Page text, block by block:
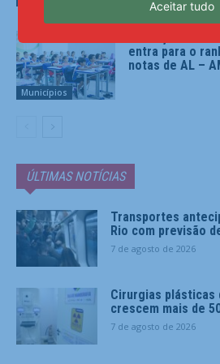
Municípios
entra para o
notas de AL –
ÚLTIMAS NOTÍCIAS
Transportes
Rio com previsão
7 de agosto de 2026
Cirurgias plásticas
crescem mais de
7 de agosto de 2026
Aceitar tudo